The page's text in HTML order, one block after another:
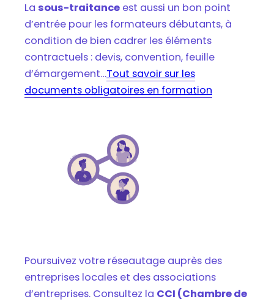
La sous-traitance est aussi un bon point
d’entrée pour les formateurs débutants, à
condition de bien cadrer les éléments
contractuels : devis, convention, feuille
d’émargement…Tout savoir sur les
documents obligatoires en formation
Poursuivez votre réseautage auprès des
entreprises locales et des associations
d’entreprises. Consultez la CCI (Chambre de